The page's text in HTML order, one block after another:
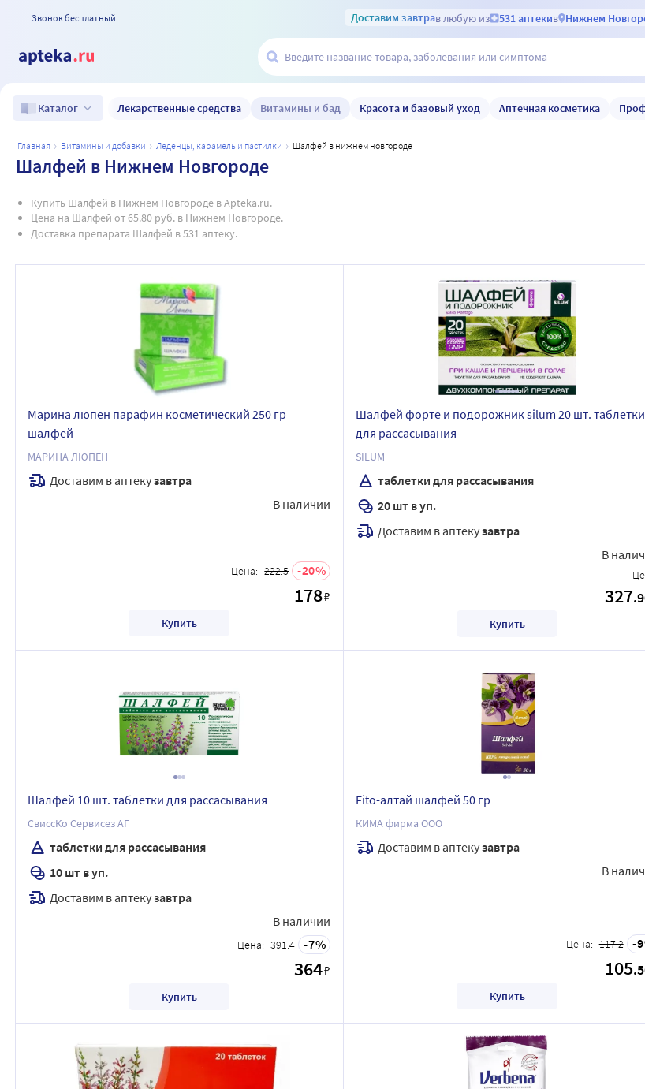
Звонок бесплатный Доставим завтрав любую из 531 аптекив Нижнем
Каталог Лекарственные средства Витамины и бад Красота и базовый уход Аптечная косметика
главная витамины и добавки леденцы, карамель и пастилки шалфей в нижнем новгороде
Шалфей в Нижнем Новгороде
Купить Шалфей в Нижнем Новгороде в Apteka.ru.
Цена на Шалфей от 65.80 руб. в Нижнем Новгороде.
Доставка препарата Шалфей в 531 аптеку.
Марина люпен парафин косметический 250 гр
шалфей
МАРИНА ЛЮПЕН
Доставим в аптекузавтра
В наличии
Цена: 222.5 20
178₽
Купить
Шалфей форте и подорожник silum 20 шт. таблетки
для рассасывания
SILUM
таблетки для рассасывания
20 шт в уп.
Доставим в аптекузавтра
В
327
Купить
Шалфей 10 шт. таблетки для рассасывания
СвиссКо Сервисез АГ
таблетки для рассасывания
10 шт в уп.
Доставим в аптекузавтра
В наличии
Цена: 391.4 7
364₽
Купить
Fito-алтай шалфей 50 гр
КИМА фирма ООО
Доставим в аптекузавтра
В
Цена: 117.2 9
105
Купить